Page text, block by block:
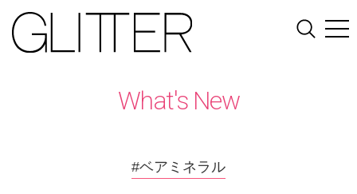
What's New
#ベアミネラル